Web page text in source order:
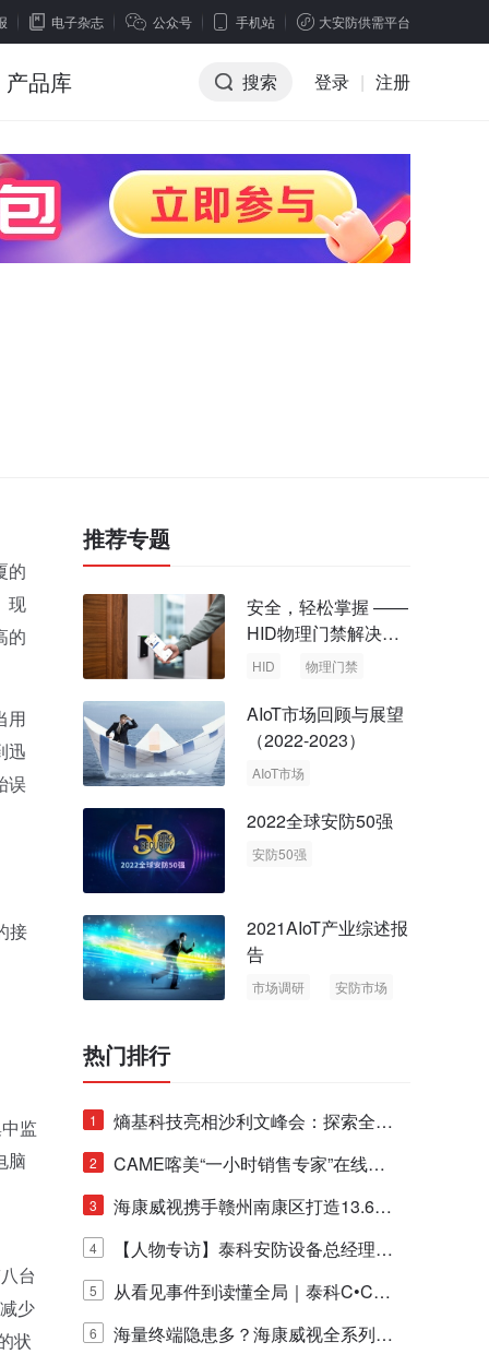
电子杂志 公众号 手机站 大安防供需平台
产品库 搜索 登录 | 注册
的
现
的
用
迅
误
接
监
脑
台
少
状
推荐专题
安全，轻松掌握 ——
HID物理门禁解决方
案，启动智慧安全新
HID 物理门禁
AIoT市场回顾与展望
（2022-2023）
AIoT市场
2022全球安防50强
安防50强
2021AIoT产业综述报
告
市场调研
安防市场
热门排行
1
熵基科技亮相沙利文峰会：探索全栈
脑机技术商业化生态新路径
2
CAME喀美“一小时销售专家”在线赋
能培训正式启动！
3
海康威视携手赣州南康区打造13.6公
里绿波网
4
【人物专访】泰科安防设备总经理张
宁解码安防出海新范式
5
从看见事件到读懂全局｜泰科C•CUR
E IQ 3.20开启安防运营智能新时代
6
海量终端隐患多？海康威视全系列物